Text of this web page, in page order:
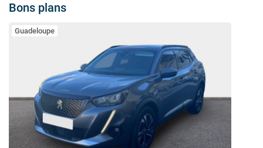
Bons plans
Guadeloupe